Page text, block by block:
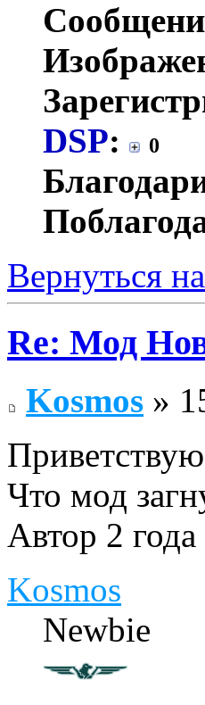
DSP: 0
Вернуться
Re: Мод
Kosmos »
Что мод
Автор 2
Kosmos
Newbie